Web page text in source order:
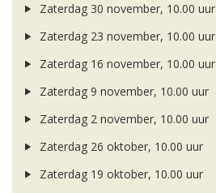
Zaterdag 30 november, 10.00 uur
Zaterdag 23 november, 10.00 uur
Zaterdag 16 november, 10.00 uur
Zaterdag 9 november, 10.00 uur
Zaterdag 2 november, 10.00 uur
Zaterdag 26 oktober, 10.00 uur
Zaterdag 19 oktober, 10.00 uur